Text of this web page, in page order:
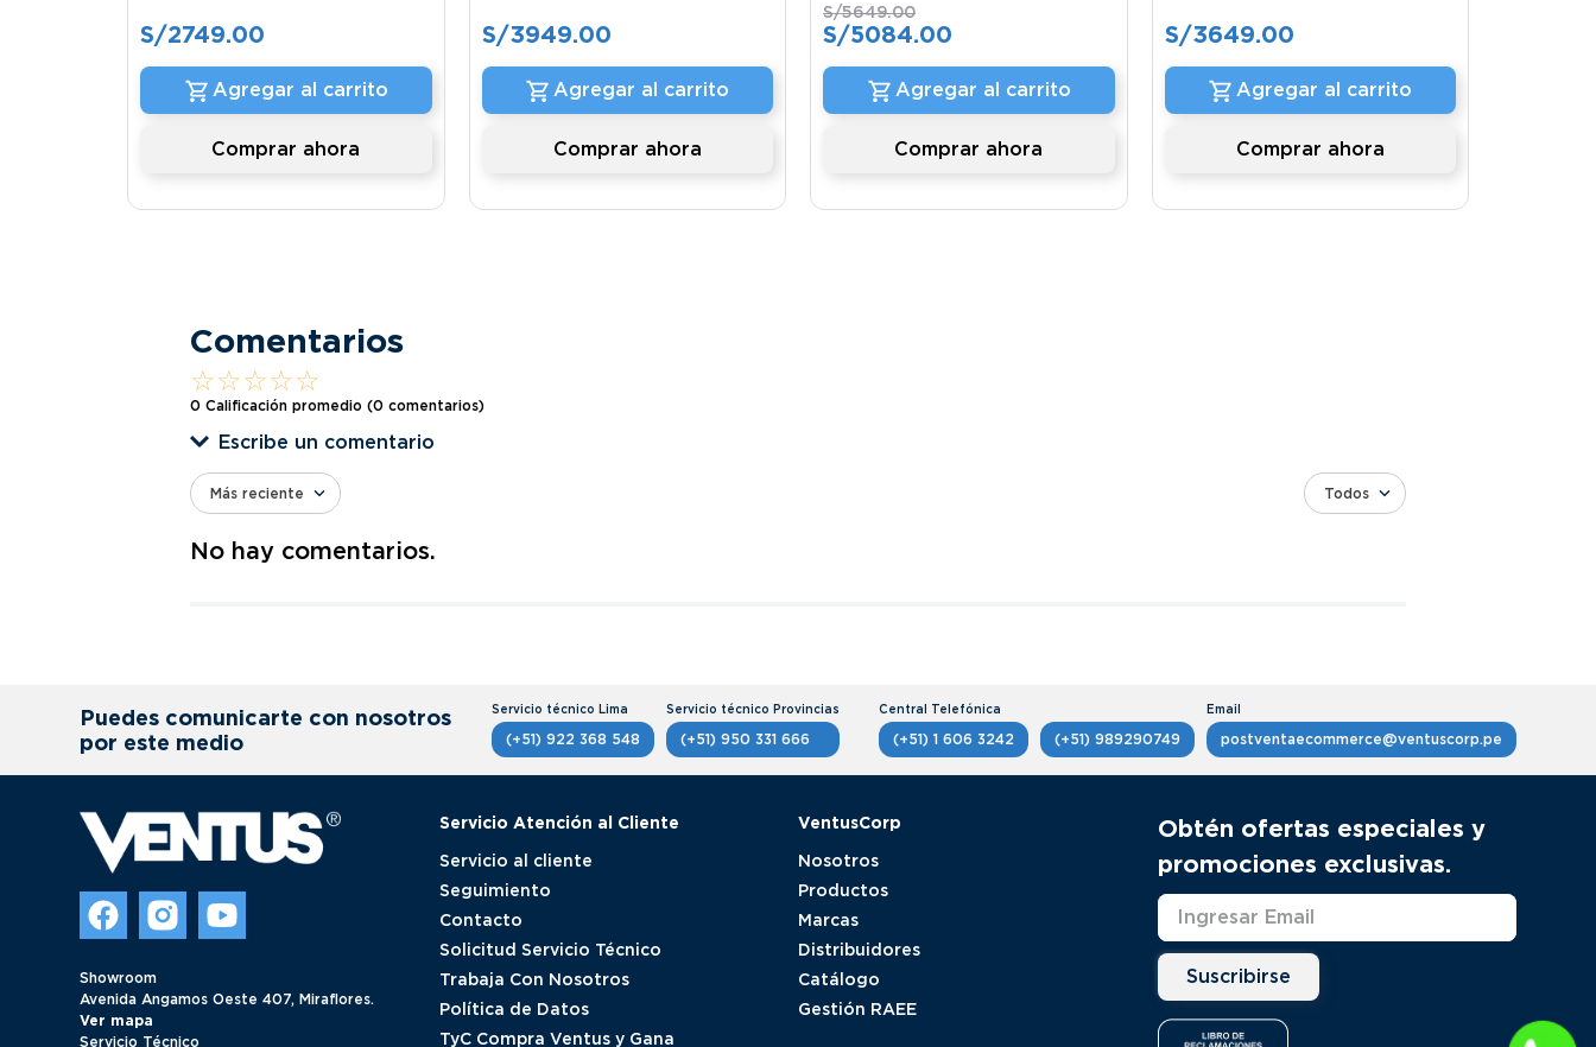
S/2749.00
Agregar al carrito
Comprar ahora
S/3949.00
Agregar al carrito
Comprar ahora
S/5649.00
S/5084.00
Agregar al carrito
Comprar ahora
S/3649.00
Agregar al carrito
Comprar ahora
Comentarios
☆☆☆☆☆
0 Calificación promedio (0 comentarios)
Escribe un comentario
Agregar comentario
Título
Tu nombre
Dirección de email
Más reciente Todos
No hay comentarios.
Puedes comunicarte con nosotros
por este medio
(+51) 922 368 548 (+51) 950 331 666 (+51) 1 606 3242 (+51) 989290749 postventaecommerce@ventuscorp.pe
Showroom
Avenida Angamos Oeste 407, Miraflores.
Ver mapa
Servicio Técnico
Servicio Atención al Cliente
Servicio al cliente
Seguimiento
Contacto
Solicitud Servicio Técnico
Trabaja Con Nosotros
Política de Datos
TyC Compra Ventus y Gana
VentusCorp
Nosotros
Productos
Marcas
Distribuidores
Catálogo
Gestión RAEE
Obtén ofertas especiales y
promociones exclusivas.
Suscribirse